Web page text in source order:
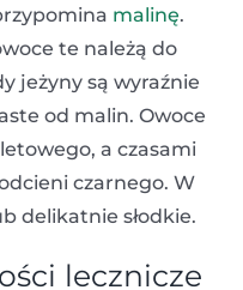
malinę.
te należą do
jeżyny są wyraźnie
od malin. Owoce
a czasami
czarnego. W
delikatnie słodkie.
lecznicze